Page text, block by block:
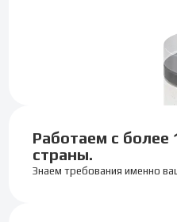
Работаем с более
страны.
Знаем требования именно